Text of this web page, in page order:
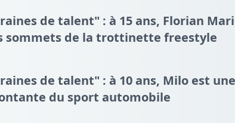
de talent" : à 15 ans, Florian
sommets de la trottinette freestyle
de talent" : à 10 ans, Milo est
du sport automobile